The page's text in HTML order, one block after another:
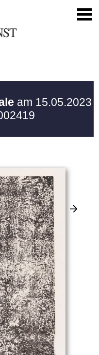
am 15.05.2023